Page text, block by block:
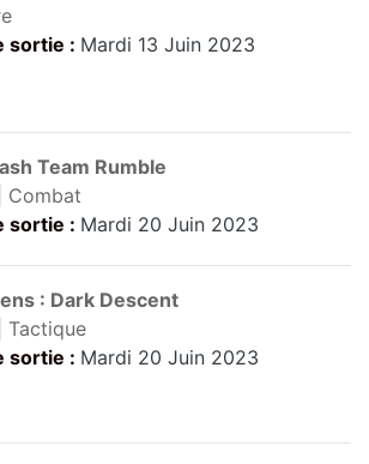
sortie : Mardi 13 Juin 2023
Team Rumble
Combat
sortie : Mardi 20 Juin 2023
: Dark Descent
Tactique
sortie : Mardi 20 Juin 2023